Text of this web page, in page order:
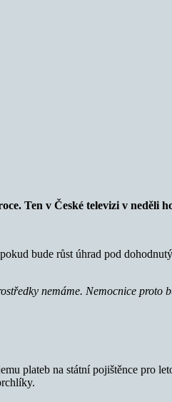
Ten v České televizi v neděli
bude růst úhrad pod
nemáme. Nemocnice proto
plateb na státní pojištěnce pro